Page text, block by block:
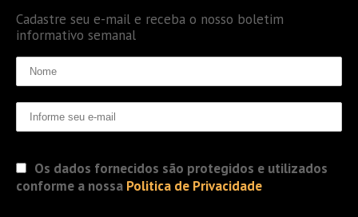
Cadastre seu e-mail e receba o nosso boletim
informativo semanal
Os dados fornecidos são protegidos e utilizados
conforme a nossa Politica de Privacidade